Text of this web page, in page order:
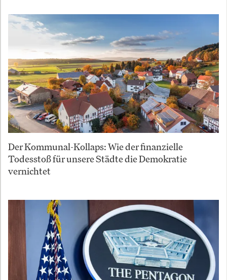
Der Kommunal-Kollaps: Wie der finanzielle
Todesstoß für unsere Städte die Demokratie
vernichtet